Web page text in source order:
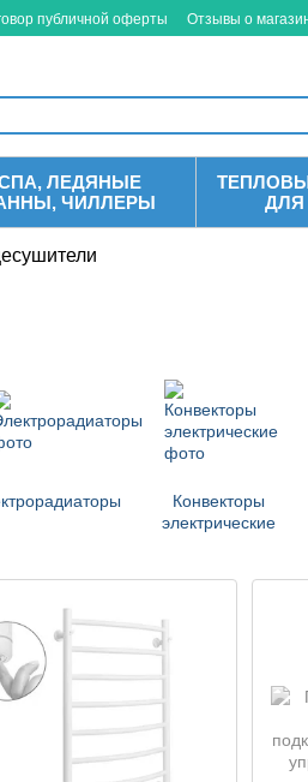
публичной оферты Отзывы о
ЛЕДЯНЫЕ
ЧИЛЛЕРЫ
Конвекторы
электрические